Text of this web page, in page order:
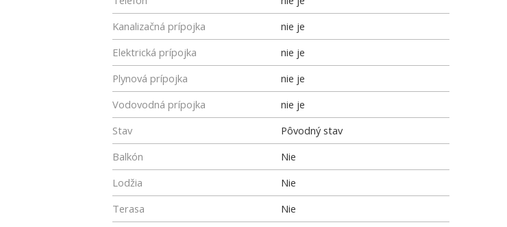
Kanalizačná prípojka
nie je
Elektrická prípojka
nie je
Plynová prípojka
nie je
Vodovodná prípojka
nie je
Stav
Pôvodný stav
Balkón
Nie
Lodžia
Nie
Terasa
Nie